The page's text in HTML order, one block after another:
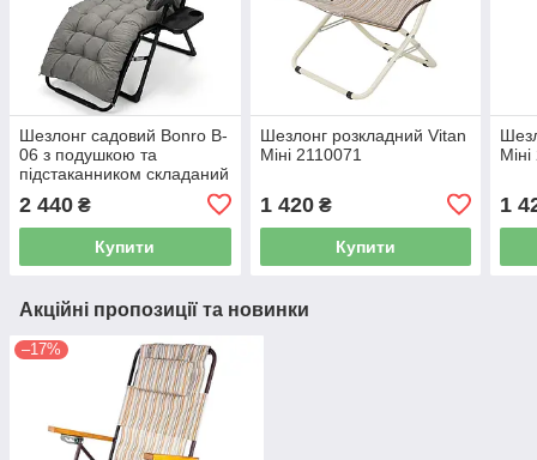
Шезлонг садовий Bonro B-
06 з подушкою та
підстаканником складаний
2 440 ₴
Купити
Шезлонг розкладний Vitan
Міні 2110071
1 420₴
Купити
1
Акційні пропозиції та новинки
–17%